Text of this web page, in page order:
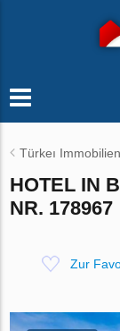
Türkeı Immobilien
HOTEL IN
NR. 178967
Zur